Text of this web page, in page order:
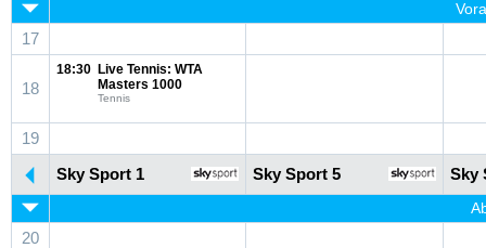
17
18
18:30 Live Tennis: WTA
Masters 1000
Tennis
19
Sky Sport 1
Sky Sport 5 Sky
20